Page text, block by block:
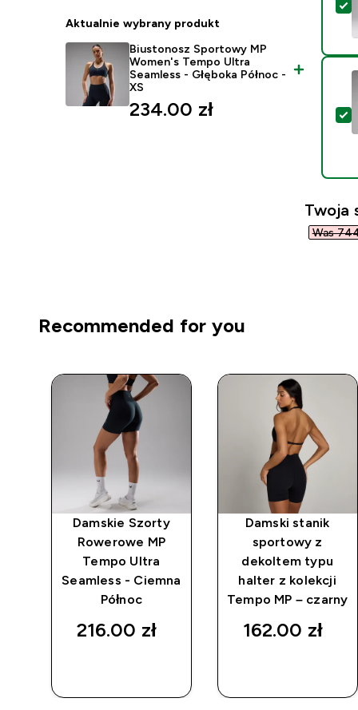
Aktualnie wybrany produkt
Biustonosz Sportowy MP
Women's Tempo Ultra
Seamless - Głęboka Północ -
XS
234.00 zł‎
Twoja
Was
Recommended for you
Damskie Szorty
Rowerowe MP
Tempo Ultra
Seamless - Ciemna
Północ
216.00 zł‎
Damski stanik
sportowy z
dekoltem typu
halter z kolekcji
Tempo MP – czarny
162.00 zł‎